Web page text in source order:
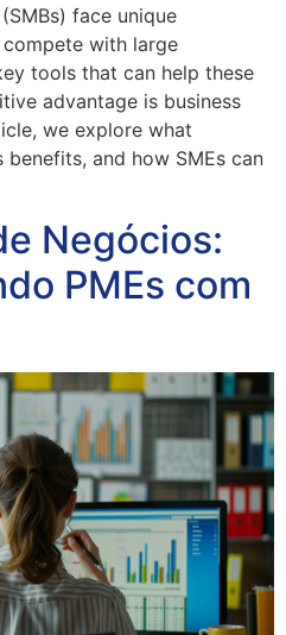
face unique
with large
tools that can help these
advantage is business
we explore what
and how SMEs can
Negócios:
PMEs com